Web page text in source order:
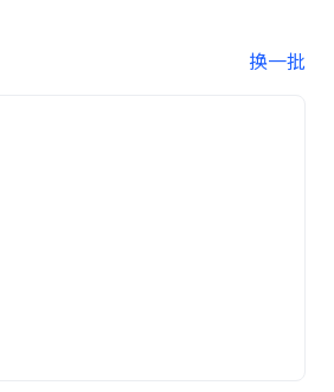
换一批